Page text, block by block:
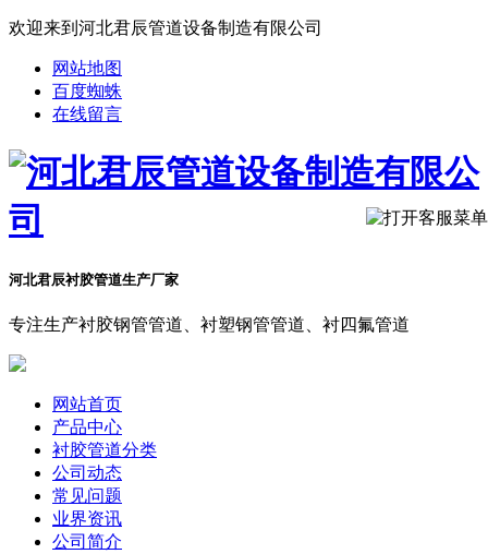
欢迎来到河北君辰管道设备制造有限公司
网站地图
百度蜘蛛
在线留言
河北君辰衬胶管道生产厂家
专注生产衬胶钢管管道、衬塑钢管管道、衬四氟管道
网站首页
产品中心
衬胶管道分类
公司动态
常见问题
业界资讯
公司简介